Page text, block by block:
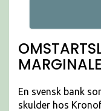
En svensk bank
skulder hos